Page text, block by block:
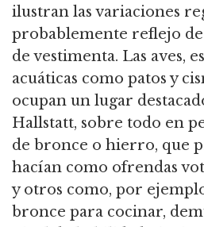
ilustran las variaciones
probablemente reflejo
de vestimenta. Las aves,
acuáticas como patos y
ocupan un lugar
Hallstatt, sobre todo en
de bronce o hierro, que
hacían como ofrendas
y otros como, por
bronce para cocinar,